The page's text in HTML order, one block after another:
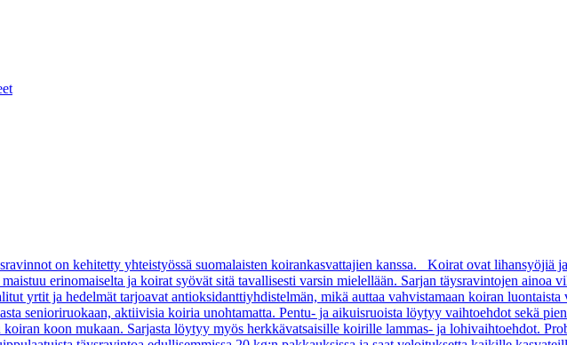
on kehitetty yhteistyössä suomalaisten koirankasvattajien kanssa. Koirat ovat lihansyöjiä
erinomaiselta ja koirat syövät sitä tavallisesti varsin mielellään. Sarjan täysravintojen ainoa
yrtit ja hedelmät tarjoavat antioksidanttiyhdistelmän, mikä auttaa vahvistamaan koiran
senioriruokaan, aktiivisia koiria unohtamatta. Pentu- ja aikuisruoista löytyy vaihtoehdot sekä
koon mukaan. Sarjasta löytyy myös herkkävatsaisille koirille lammas- ja lohivaihtoehdot.